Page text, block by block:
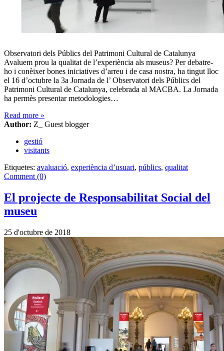
Observatori dels Públics del Patrimoni Cultural de Catalunya
Avaluem prou la qualitat de l’experiència als museus? Per debatre-
ho i conèixer bones iniciatives d’arreu i de casa nostra, ha tingut lloc
el 16 d’octubre la 3a Jornada de l’ Observatori dels Públics del
Patrimoni Cultural de Catalunya, celebrada al MACBA. La Jornada
ha permès presentar metodologies…
Read more »
Author: Z_ Guest blogger
gestió
visitants
Etiquetes: avaluació, experiència d’usuari, públics, qualitat
Comment (0)
El projecte de Responsabilitat Social del
museu
25 d'octubre de 2018